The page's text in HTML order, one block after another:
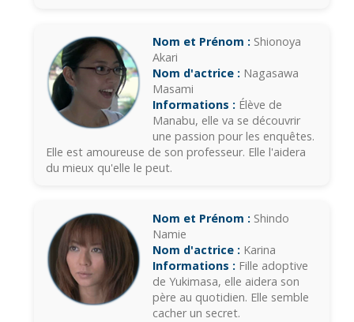
Nom et Prénom : Shionoya
Akari
Nom d'actrice : Nagasawa
Masami
Informations : Élève de
Manabu, elle va se découvrir
une passion pour les enquêtes.
Elle est amoureuse de son professeur. Elle l'aidera
du mieux qu'elle le peut.
Nom et Prénom : Shindo
Namie
Nom d'actrice : Karina
Informations : Fille adoptive
de Yukimasa, elle aidera son
père au quotidien. Elle semble
cacher un secret.